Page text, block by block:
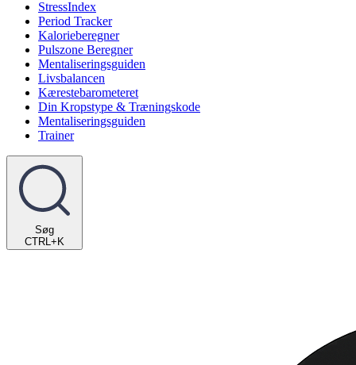
StressIndex
Period Tracker
Kalorieberegner
Pulszone Beregner
Mentaliseringsguiden
Livsbalancen
Kærestebarometeret
Din Kropstype & Træningskode
Mentaliseringsguiden
Trainer
Søg
CTRL+K